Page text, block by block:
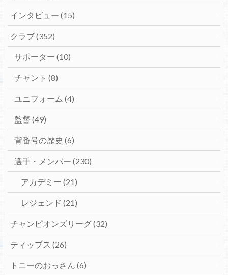
インタビュー (15)
クラブ(352)
サポーター (10)
チャント (8)
ユニフォーム (4)
監督 (49)
背番号の歴史 (6)
選手・メンバー (230)
アカデミー (21)
レジェンド (21)
チャンピオンズリーグ(32)
ティップス (26)
トニーのおっさん (6)